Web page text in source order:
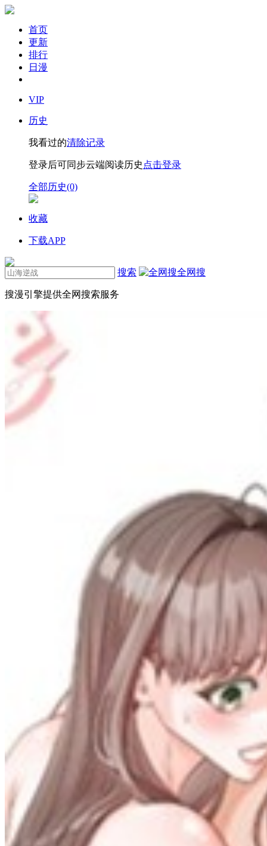
首页
更新
排行
日漫
VIP
历史
我看过的清除记录
登录后可同步云端阅读历史 点击登录
全部历史(0)
收藏
下载APP
搜索 全网搜
搜漫引擎提供全网搜索服务